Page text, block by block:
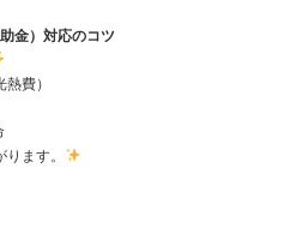
金）対応のコツ
費）
ます。